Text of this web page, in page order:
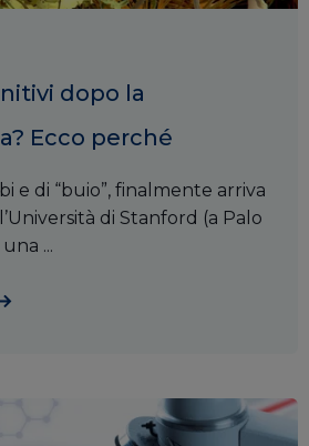
dopo la
Ecco perché
e di “buio”, finalmente arriva
di Stanford (a Palo
...